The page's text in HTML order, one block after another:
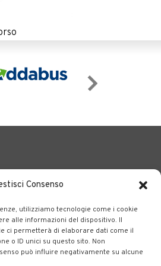
Consenso
utilizziamo tecnologie come i cookie
alle informazioni del dispositivo. Il
ci permetterà di elaborare dati come il
o ID unici su questo sito. Non
può influire negativamente su alcune
portale delle tre società Consortili
locale su tutto il territorio
bergamasco.